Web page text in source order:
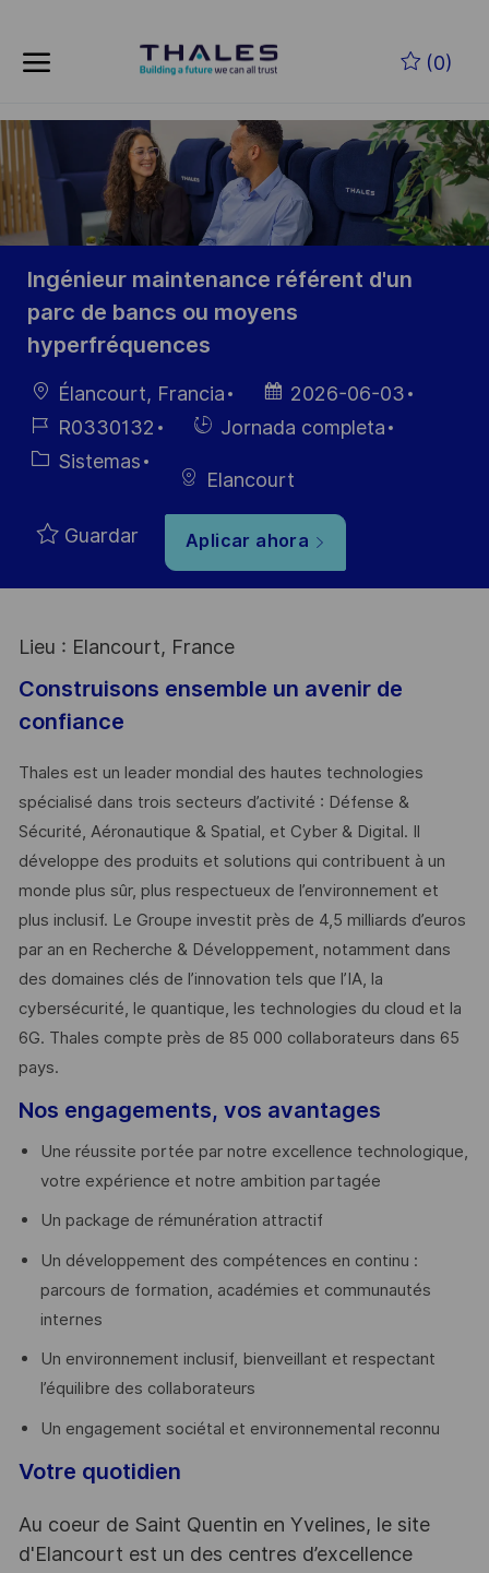
(0)
-
Ingénieur maintenance référent d'un
parc de bancs ou moyens
hyperfréquences
Ubicación
Élancourt, Francia
Fecha de
publicación
2026-06-03
ID de
empleo
R0330132
HiringJornada completa
Categoría
Sistemas
Elancourt
Guardar Aplicar ahora
Lieu : Elancourt, France
Construisons ensemble un avenir de
confiance
Thales est un leader mondial des hautes technologies
spécialisé dans trois secteurs d’activité : Défense &
Sécurité, Aéronautique & Spatial, et Cyber & Digital. Il
développe des produits et solutions qui contribuent à un
monde plus sûr, plus respectueux de l’environnement et
plus inclusif. Le Groupe investit près de 4,5 milliards d’euros
par an en Recherche & Développement, notamment dans
des domaines clés de l’innovation tels que l’IA, la
cybersécurité, le quantique, les technologies du cloud et la
6G. Thales compte près de 85 000 collaborateurs dans 65
pays. ​
Nos engagements, vos avantages
Une réussite portée par notre excellence technologique,
votre expérience et notre ambition partagée
Un package de rémunération attractif
Un développement des compétences en continu :
parcours de formation, académies et communautés
internes
Un environnement inclusif, bienveillant et respectant
l’équilibre des collaborateurs
Un engagement sociétal et environnemental reconnu
Votre quotidien
Au coeur de Saint Quentin en Yvelines, le site
d'Elancourt est un des centres d’excellence